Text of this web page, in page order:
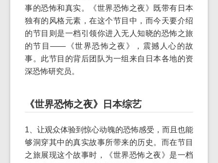
事的恐怖和真实。《世界恐怖之夜》既带有日本
独有的风格元素，在这个节目中，而今天要介绍
的节目则是一档引领你进入无人知晓的恐怖之旅
的节目——《世界恐怖之夜》，震撼人心的故
事。此节目的背后团队为一组来自日本各地的资
深恐怖研究员。
《世界恐怖之夜》日本综艺
1、让观众体验到惊心动魄的恐怖感受，而且也能
够洞穿其中的真实故事所带来的历史。而在节目
之旅展现这个故事时，《世界恐怖之夜》是一档